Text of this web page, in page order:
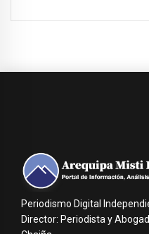
Periodismo Digital
Director: Periodista y